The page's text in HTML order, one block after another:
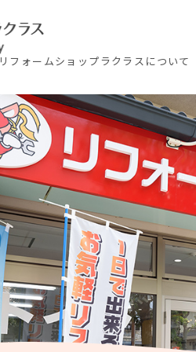
リフォームショップラクラスについて